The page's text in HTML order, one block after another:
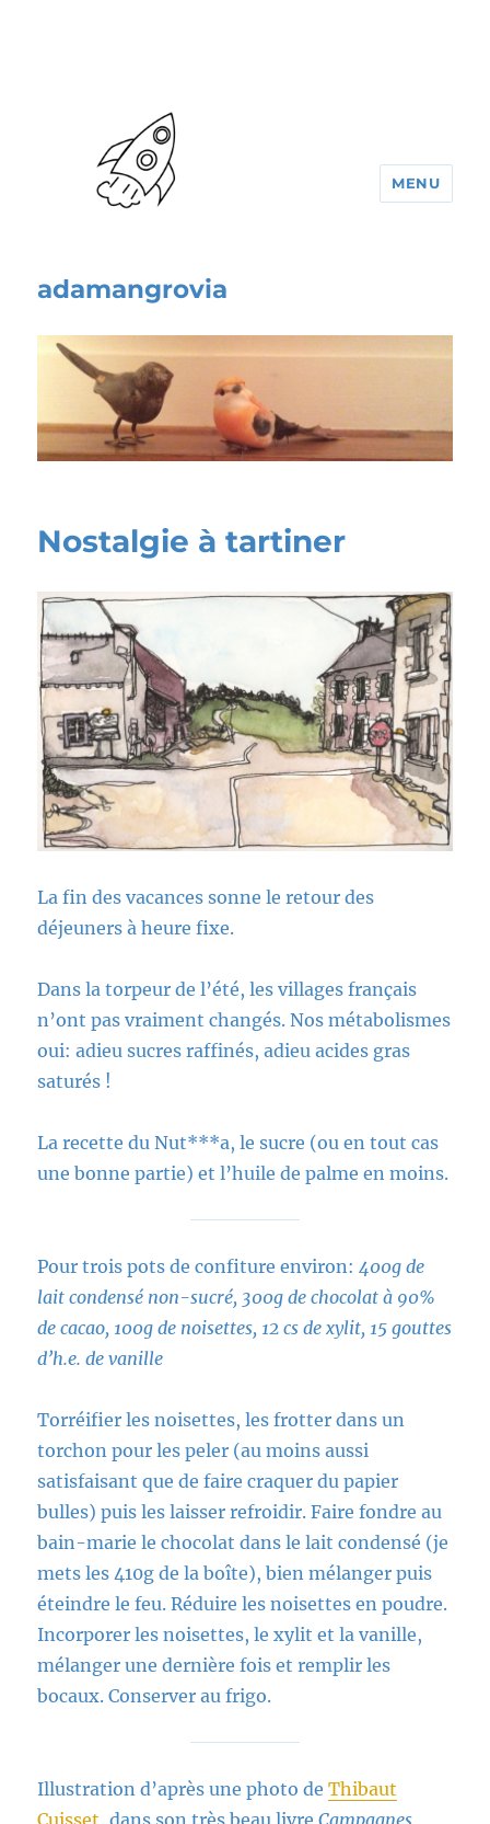
adamangrovia
MENU
Nostalgie à tartiner
La fin des vacances sonne le retour des
déjeuners à heure fixe.
Dans la torpeur de l’été, les villages français
n’ont pas vraiment changés. Nos métabolismes
oui: adieu sucres raffinés, adieu acides gras
saturés !
La recette du Nut***a, le sucre (ou en tout cas
une bonne partie) et l’huile de palme en moins.
Pour trois pots de confiture environ:400g de
lait condensé non-sucré, 300g de chocolat à 90%
de cacao, 100g de noisettes, 12 cs de xylit, 15 gouttes
d’h.e. de vanille
Torréifier les noisettes, les frotter dans un
torchon pour les peler (au moins aussi
satisfaisant que de faire craquer du papier
bulles) puis les laisser refroidir. Faire fondre au
bain-marie le chocolat dans le lait condensé (je
mets les 410g de la boîte), bien mélanger puis
éteindre le feu. Réduire les noisettes en poudre.
Incorporer les noisettes, le xylit et la vanille,
mélanger une dernière fois et remplir les
bocaux. Conserver au frigo.
Illustration d’après une photo deThibaut